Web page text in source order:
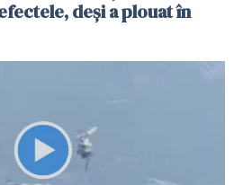
deși a plouat în